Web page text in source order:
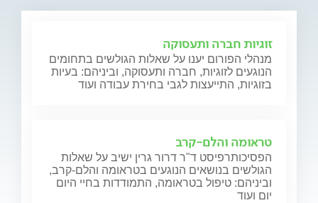
זוגיות חברה ותעסוקה
מנהלי הפורום יענו על שאלות הגולשים בתחומים
הנוגעים לזוגיות, חברה ותעסוקה, וביניהם: בעיות
בזוגיות, התייעצות לגבי בחירת עבודה ועוד
טראומה והלם-קרב
הפסיכותרפיסט ד"ר דרור גרין ישיב על שאלות
הגולשים בנושאים הנוגעים בטראומה והלם-קרב,
וביניהם: טיפול בטראומה, התמודדות בחיי היום
יום ועוד